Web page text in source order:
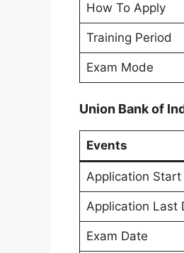
How To Apply
Training Period
Exam Mode
Union Bank of
Events
Application Start
Application Last
Exam Date